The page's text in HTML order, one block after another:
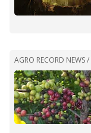
AGRO RECORD NEWS /